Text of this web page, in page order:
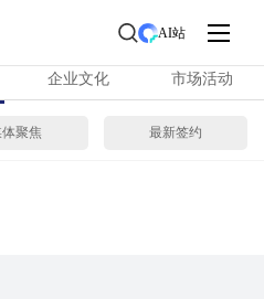
AI站
企业文化 市场活动
聚焦 最新签约